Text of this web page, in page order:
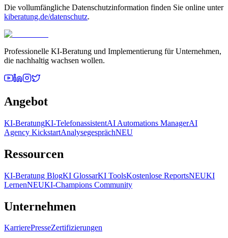
Die vollumfängliche Datenschutzinformation finden Sie online unter
kiberatung.de/datenschutz.
Professionelle KI‑Beratung und Implementierung für Unternehmen,
die nachhaltig wachsen wollen.
Angebot
KI‑BeratungKI‑TelefonassistentAI Automations ManagerAI
Agency KickstartAnalysegesprächNEU
Ressourcen
KI‑Beratung BlogKI GlossarKI ToolsKostenlose ReportsNEUKI
LernenNEUKI‑Champions Community
Unternehmen
KarrierePresseZertifizierungen